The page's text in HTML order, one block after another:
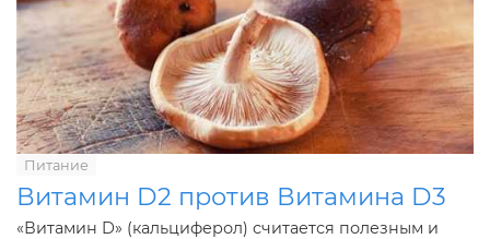
Питание
Витамин D2 против Витамина D3
«Витамин D» (кальциферол) считается полезным и